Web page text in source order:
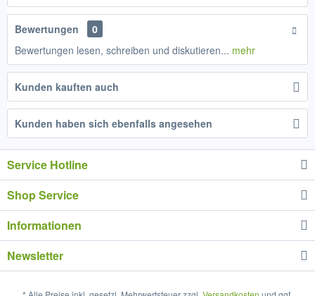
Bewertungen
0
Bewertungen lesen, schreiben und diskutieren... mehr
Kunden kauften auch
Kunden haben sich ebenfalls angesehen
Service Hotline
Shop Service
Informationen
Newsletter